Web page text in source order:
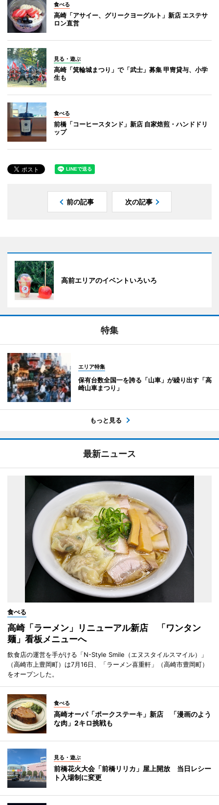
食べる
高崎「アサイー、グリークヨーグルト」新店 エステサ
ロン直営
見る・遊ぶ
高崎「箕輪城まつり」で「武士」募集 甲冑貸与、小学
生も
食べる
前橋「コーヒースタンド」新店 自家焙煎・ハンドドリ
ップ
前の記事 次の記事
高前エリアのイベントいろいろ
特集
エリア特集
保有台数全国一を誇る「山車」が繰り出す「高
崎山車まつり」
もっと見る
最新ニュース
食べる
高崎「ラーメン」リニューアル新店 「ワンタン
麺」看板メニューへ
飲食店の運営を手がける「N-Style Smile（エヌスタイルスマイル）」
（高崎市上豊岡町）は7月16日、「ラーメン喜重軒」（高崎市豊岡町）
をオープンした。
食べる
高崎オーパ「ポークステーキ」新店 「漫画のよう
な肉」2キロ挑戦も
見る・遊ぶ
前橋花火大会「前橋リリカ」屋上開放 当日レシー
ト入場制に変更